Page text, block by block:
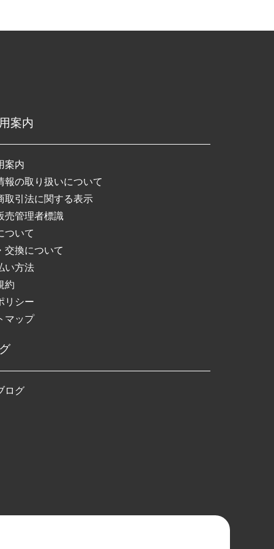
案内
案内
報の取り扱いについて
取引法に関する表示
売管理者標識
ついて
交換について
い方法
約
リシー
マップ
ログ